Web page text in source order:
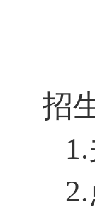
招